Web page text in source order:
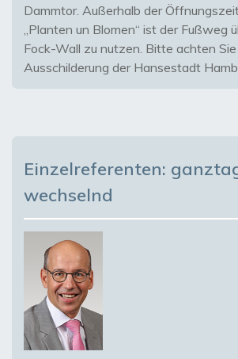
Dammtor. Außerhalb der
„Planten un Blomen“ ist der Fußweg
Fock-Wall zu nutzen. Bitte achten
Ausschilderung der Hansestadt
Einzelreferenten:
wechselnd